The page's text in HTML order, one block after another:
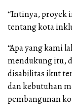
“Intinya, proyek
tentang kota
“Apa yang kami
mendukung itu,
disabilitas ikut
dan kebutuhan
pembangunan